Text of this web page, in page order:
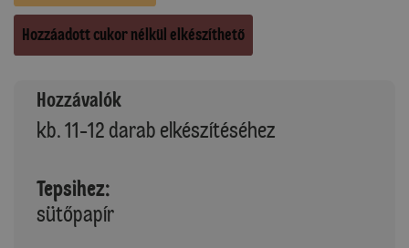
Hozzáadott cukor nélkül elkészíthető
Hozzávalók
kb. 11-12 darab elkészítéséhez
Tepsihez:
sütőpapír